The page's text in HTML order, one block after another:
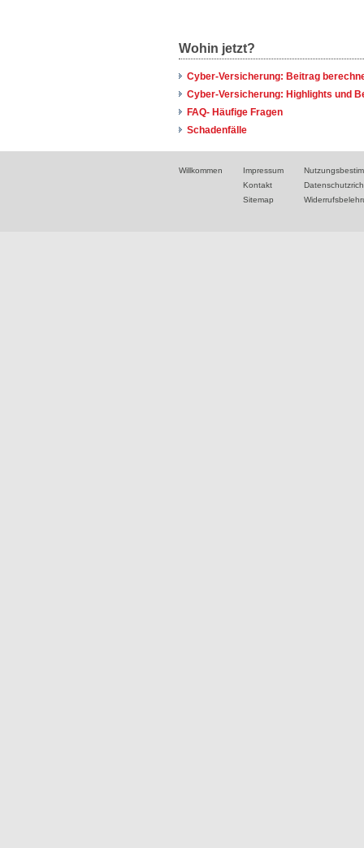
Wohin jetzt?
Cyber-Versicherung: Beitrag
Cyber-Versicherung: Highlights und
FAQ- Häufige Fragen
Schadenfälle
Willkommen
Impressum
Kontakt
Sitemap